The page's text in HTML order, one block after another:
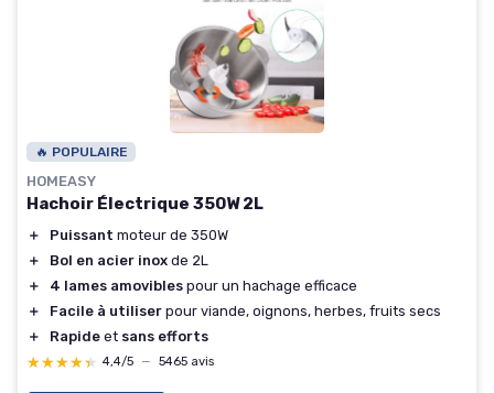
🔥 POPULAIRE
HOMEASY
Hachoir Électrique 350W 2L
＋ Puissant moteur de 350W
＋
Bol en acier inox de 2L
＋
4 lames amovibles pour un hachage efficace
＋
Facile à utiliser pour viande, oignons, herbes, fruits secs
＋
Rapide et sans efforts
★★★★★
★★★★★ 4,4/5 — 5465 avis